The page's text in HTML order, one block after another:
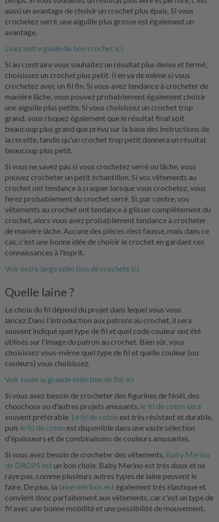
aussi un avantage de choisir un crochet plus épais. Si vous
crochetez serré, une aiguille plus grosse est également un
avantage.
Lisez notre guide du bon crochet ici.
Si au contraire vous souhaitez un résultat plus dense et fermé,
choisissez un crochet plus petit. Il en va de même si vous
crochetez avec un fil fin. Si vous avez tendance à crocheter de
manière lâche, vous pouvez probablement également choisir
une aiguille plus petite. Si vous choisissez un crochet trop
grand, vous risquez également que le résultat final soit
beaucoup plus grand que prévu sur la base des instructions de
la recette, tandis qu'un crochet trop petit donnera un résultat
beaucoup plus petit.
Si vous ne savez pas si vous crochetez serré ou lâche, vous
pouvez crocheter un petit échantillon. Si vos vêtements au
crochet ont tendance à craquer lorsque vous crochetez, vous
ferez probablement du crochet serré. Si, par contre, vos
vêtements au crochet ont tendance à glisser complètement du
crochet, alors vous avez probablement tendance à crocheter
de manière lâche. Aucune des pièces n'est fausse, mais dans ce
cas, c'est une bonne idée de choisir le crochet en gardant ces
connaissances à l'esprit.
Voir notre large sélection de crochets ici.
Quelle laine ?
Le choix du fil dépend du projet dans lequel vous vous
lancez.Dans l'introduction aux patrons au crochet, il sera
souvent indiqué quel type de fil et quel code couleur ont été
utilisés sur l'image du patron au crochet. Bien sûr, vous
choisissez vous-même quel type de fil et quelle couleur (ou
couleurs) vous choisissez.
Voir toute la grande sélection de fils ici
Si vous avez besoin de crocheter des figurines de Noël, des
chouchous ou d'autres projets amusants, le fil de coton sera
souvent préférable. Le fil de coton est très résistant et durable,
puis le fil de coton est disponible dans une vaste sélection
d'épaisseurs et de combinaisons de couleurs amusantes.
Si vous avez besoin de crocheter des vêtements, Baby Merino
de DROPS estun bon choix. Baby Merino est très doux et ne
raye pas, comme plusieurs autres types de laine peuvent le
faire. De plus, la laine mérinos est également très élastique et
convient donc parfaitement aux vêtements, car c'est un type de
fil avec une bonne mobilité et une possibilité de mouvement.